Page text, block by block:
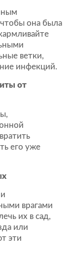
она была
ветки,
инфекций.
от
его уже
врагами
их в сад,
или
эти